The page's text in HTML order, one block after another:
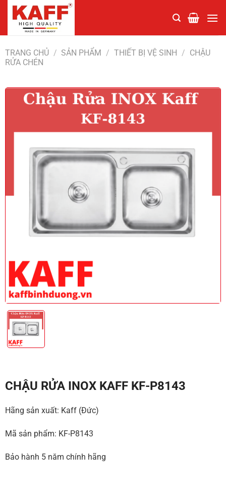
Chuyển
đến
TRANG CHỦ / SẢN PHẨM / THIẾT BỊ VỆ SINH / CHẬU
RỬA CHÉN
CHẬU RỬA INOX KAFF KF-P8143
Hãng sản xuất: Kaff (Đức)
Mã sản phẩm: KF-P8143
Bảo hành 5 năm chính hãng